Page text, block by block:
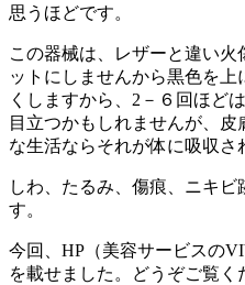
思うほどです。
この器械は、レザーと違い
ットにしませんから黒色を
くしますから、2－６回ほど
目立つかもしれませんが、
な生活ならそれが体に吸収
しわ、たるみ、傷痕、ニキ
す。
今回、HP（美容サービスの
を載せました。どうぞご覧く